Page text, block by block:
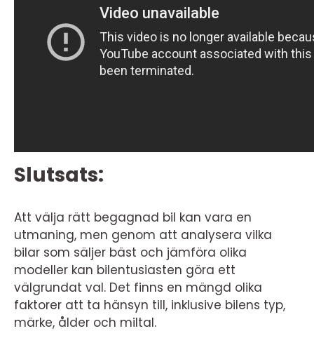
Slutsats:
Att välja rätt begagnad bil kan vara en
utmaning, men genom att analysera vilka
bilar som säljer bäst och jämföra olika
modeller kan bilentusiasten göra ett
välgrundat val. Det finns en mängd olika
faktorer att ta hänsyn till, inklusive bilens typ,
märke, ålder och miltal.